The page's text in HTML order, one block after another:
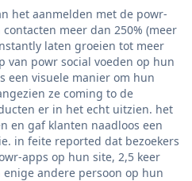
het aanmelden met de powr-
meer dan 250% (meer
laten groeien tot meer
van powr social voeden op hun
een visuele manier om hun
ze coming to de
er in het echt uitzien. het
en gaf klanten naadloos een
in feite reported dat bezoekers
apps op hun site, 2,5 keer
andere persoon op hun